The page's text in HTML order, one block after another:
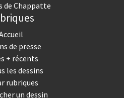
de Chappatte
de presse
+ récents
les dessins
rubriques
un dessin